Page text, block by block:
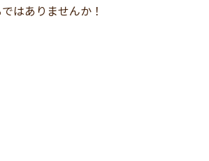
はありませんか！